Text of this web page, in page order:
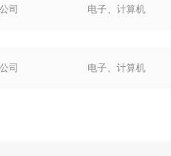
司 电子、计算机
司 电子、计算机